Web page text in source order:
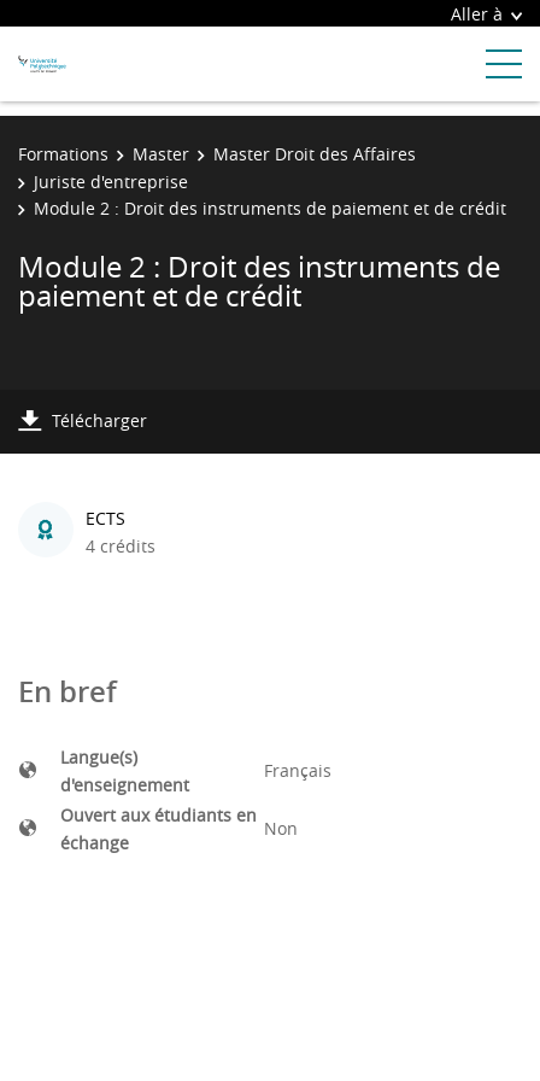
Aller à
Formations Master
Master Droit des Affaires
Juriste d'entreprise
Module 2 : Droit des instruments de paiement et de crédit
Module 2 : Droit des instruments de
paiement et de crédit
Télécharger
ECTS
4 crédits
En bref
Langue(s)
d'enseignement
Français
Ouvert aux étudiants en
échange
Non